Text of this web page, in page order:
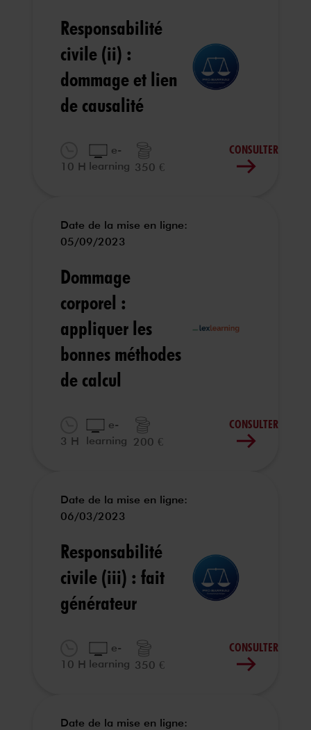
Responsabilité
civile (ii) :
dommage et lien
de causalité
10 H
e-
learning 350 €
CONSULTER
Date de la mise en ligne:
05/09/2023
Dommage
corporel :
appliquer les
bonnes méthodes
de calcul
3 H
e-
learning 200 €
CONSULTER
Date de la mise en ligne:
06/03/2023
Responsabilité
civile (iii) : fait
générateur
10 H
e-
learning 350 €
CONSULTER
Date de la mise en ligne: